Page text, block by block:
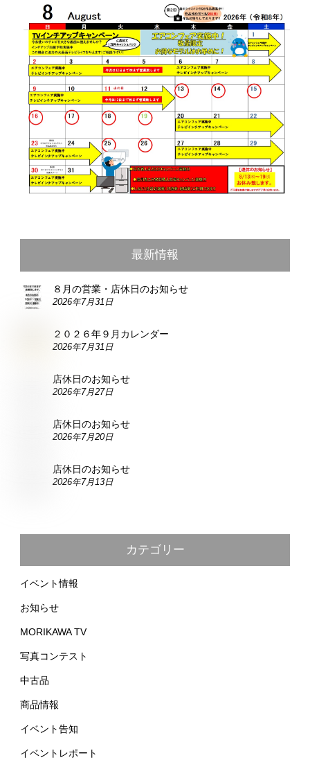
最新情報
８月の営業・店休日のお知らせ
2026年7月31日
２０２６年９月カレンダー
2026年7月31日
店休日のお知らせ
2026年7月27日
店休日のお知らせ
2026年7月20日
店休日のお知らせ
2026年7月13日
カテゴリー
イベント情報
お知らせ
MORIKAWA TV
写真コンテスト
中古品
商品情報
イベント告知
イベントレポート